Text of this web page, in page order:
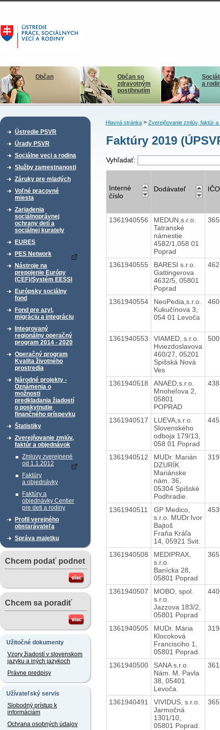
Občan
Občan so
zdravotným
postihnutím
a
Ústredie PSVR
Úrady PSVR
Sociálne veci a rodina
Služby zamestnanosti
Záruky pre mladých
Voľné pracovné
miesta
Zariadenia
sociálnoprávnej
ochrany detí a
sociálnej kurately
EURES
PES Network
Nástroje na
prepojenie Európy
(CEF)/Systém EESSI
Európsky sociálny
fond
Fond pre azyl,
migráciu a integráciu
Integrovaný
regionálny operačný
program 2014 - 2020
Operačný program
Kvalita životného
prostredia
Národné projekty -
Oznámenia o
možnosti
predkladania žiadostí
o poskytnutie
finančného príspevku
Štatistiky
Zverejňovanie zmlúv,
faktúr a objednávok
Zmluvy zverejnené
od 1.1.2012
Faktúry
a objednávky
Faktúry a
objednávky Centier
pre deti a rodiny
Profil verejného
obstarávateľa
Správa majetku
Chcem podať podnet
Chcem sa poradiť
Užitočné dokumenty
Vzory žiadostí v slovenskom
jazyku a iných jazykoch
Právne predpisy
Užívateľský servis
Slobodný prístup k
informáciám
Ochrana osobných údajov
Hlavná stránka> Zverejňovanie zmlúv, faktúr a
Faktúry 2019
Vyhľadať:
Interné
číslo
Dodávateľ IČO
1361940556
MEDUN,s.r.o.
Tatranské
námestie
4582/1,058 01
Poprad
1361940555
BARESI s.r.o.
Gattingerova
4632/5, 05801
Poprad
1361940554
NeoPedia,s.r.o.
Kukučínova 3,
054 01 Levoča
1361940553
VIAMED, s.r.o.
Hviezdoslavova
460/27, 05201
Spišská Nová
Ves
1361940518
ANAED,s.r.o.
Mnoheľova 2,
05801
POPRAD
1361940517
LUEVA,s.r.o.
Slovenského
odboja 179/13,
058 01 Poprad
1361940512
MUDr. Marián
DZURÍK
Mariánske
nám. 36,
05304 Spišské
Podhradie.
1361940511
GP Medico,
s.r.o. MUDr.Ivor
Bajtoš
Fraňa Kráľa
14, 05921 Svit.
1361940508
MEDIPRAX,
s.r.o.
Banícka 28,
05801 Poprad
1361940507
MOBO, spol.
s.r.o.
Jazzova 183/2,
05801 Poprad
1361940505
MUDr. Mária
Klocoková
Francisciho 1,
05801 Poprad.
1361940500
SANA s.r.o.
Nám. M. Pavla
38, 05401
Levoča.
1361940491
VIVIDUS, s.r.o.
Jarmočná
1301/10,
05801 Poprad.